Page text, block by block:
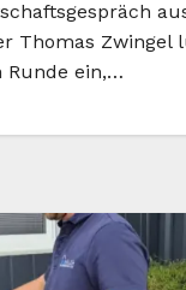
Thomas Zwingel
Runde ein,…